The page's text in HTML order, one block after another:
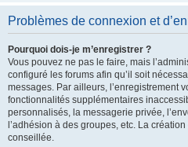
Problèmes de connexion et
Pourquoi dois-je m’enregistrer ?
Vous pouvez ne pas le faire, mais
configuré les forums afin qu’il soit
messages. Par ailleurs, l’enregistrement
fonctionnalités supplémentaires
personnalisés, la messagerie privée,
l’adhésion à des groupes, etc. La
conseillée.